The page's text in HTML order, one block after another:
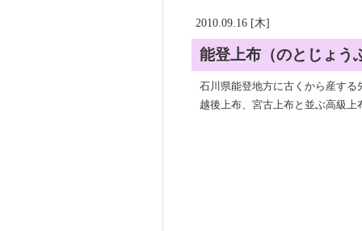
2010.09.16 [木]
能登上布（のとじょう
石川県能登地方に古くから産する
越後上布、宮古上布と並ぶ高級上